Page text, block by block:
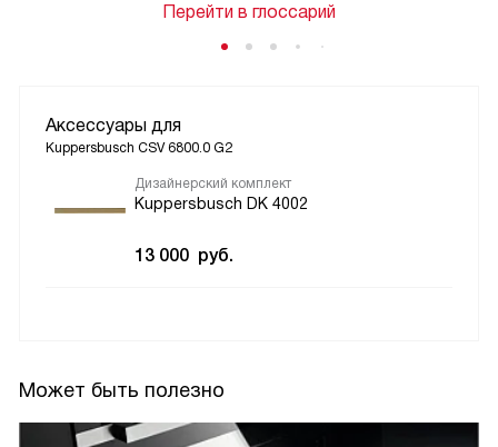
Перейти в глоссарий
Аксессуары для
Kuppersbusch CSV 6800.0 G2
Дизайнерский комплект
Kuppersbusch DK 4002
13 000 руб.
Может быть полезно